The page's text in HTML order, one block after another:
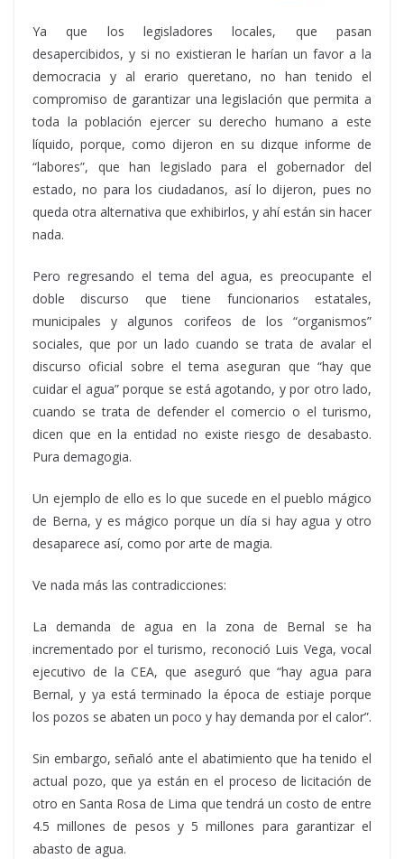
Ya que los legisladores locales, que pasan
desapercibidos, y si no existieran le harían un favor a la
democracia y al erario queretano, no han tenido el
compromiso de garantizar una legislación que permita a
toda la población ejercer su derecho humano a este
líquido, porque, como dijeron en su dizque informe de
“labores”, que han legislado para el gobernador del
estado, no para los ciudadanos, así lo dijeron, pues no
queda otra alternativa que exhibirlos, y ahí están sin hacer
nada.
Pero regresando el tema del agua, es preocupante el
doble discurso que tiene funcionarios estatales,
municipales y algunos corifeos de los “organismos”
sociales, que por un lado cuando se trata de avalar el
discurso oficial sobre el tema aseguran que “hay que
cuidar el agua” porque se está agotando, y por otro lado,
cuando se trata de defender el comercio o el turismo,
dicen que en la entidad no existe riesgo de desabasto.
Pura demagogia.
Un ejemplo de ello es lo que sucede en el pueblo mágico
de Berna, y es mágico porque un día si hay agua y otro
desaparece así, como por arte de magia.
Ve nada más las contradicciones:
La demanda de agua en la zona de Bernal se ha
incrementado por el turismo, reconoció Luis Vega, vocal
ejecutivo de la CEA, que aseguró que “hay agua para
Bernal, y ya está terminado la época de estiaje porque
los pozos se abaten un poco y hay demanda por el calor”.
Sin embargo, señaló ante el abatimiento que ha tenido el
actual pozo, que ya están en el proceso de licitación de
otro en Santa Rosa de Lima que tendrá un costo de entre
4.5 millones de pesos y 5 millones para garantizar el
abasto de agua.